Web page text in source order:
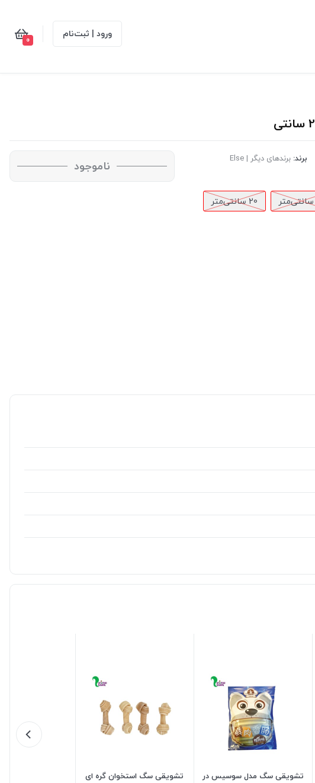
ورود | ثبت‌نام 0
برند: برندهای دیگر | Else
20 سانتی‌متر
ناموجود
تشویقی سگ مدل سوسیس در
تشویقی سگ استخوان گره ای